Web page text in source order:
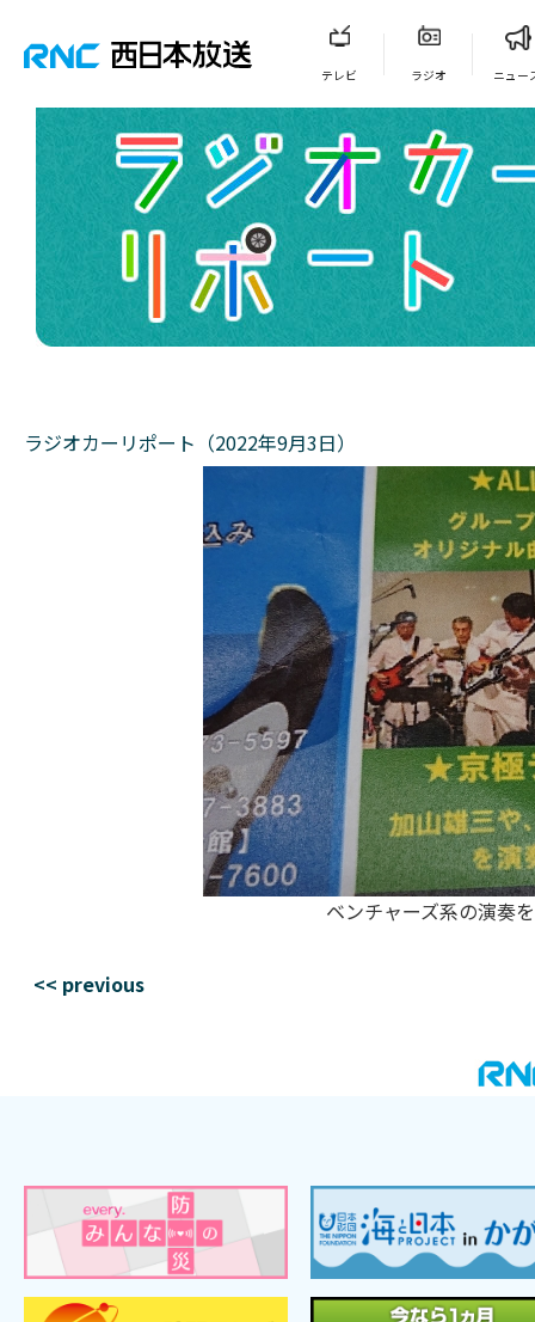
テレビ ラジオ ニュー
ラジオカーリポート（2022年9月3日）
ベンチャーズ系の演奏
<< previous